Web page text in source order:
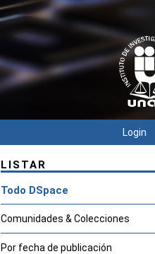
Login
LISTAR
Todo DSpace
Comunidades & Colecciones
Por fecha de publicación